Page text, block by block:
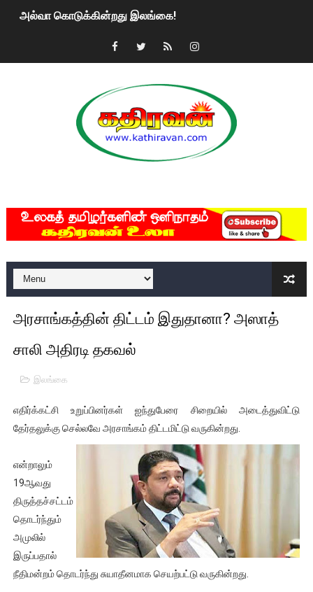
அல்வா கொடுக்கின்றது இலங்கை!
2ஆம் நாள் உக்ரைன் யுத்தம்!! எங்களைத் தனிமையில்
மகிந்த ராஜபக்சே பதவி விலக திட்டம்?
ரவுடி பேபிக்கு நடந்த தரமான சம்பவம்.. ஆபாச வீடியோக்களால்
குண்டை தூக்கிப்போட்ட ஆய்வு…. இந்தியாவின் “கோவிஷீல்டு”
யாழில் தமிழின தலைவர் பிரபாகரனின் பிறந்தநாளை
ஏர்போர்ட்டில் உதைத்த நபர் யார், என்ன நடந்தது?: உண்மையை
சீனா இலங்கையிடம் 8 மில்லியன் அமெரிக்க டொலர் நட்டஈடு
01/11/2021 Scotland ல் நடைபெறும் கண்டனப்
பாலச்சந்திரன் மற்றும் தன்னிடம் படித்த மாணவர்கள் தொடர்பில்
வர்ராரு...வர்ராரு... அண்ணாத்த : ரஜினிக்காக இலங்கை
கைது செய்யப்பட்ட இளைஞன் உயிரிழப்பு - கொதித்தெழுந்த
தடுப்பூசியை பெற்றுக் கொள்ளக் கூடிய இடங்கள்...
சிறுமியை பாலியல் வன்கொடுமை செய்த முதியவருக்கு
பிரபல நடிகை தூக்கிட்டு தற்கொலை!
வடிவேலுவுக்கு நீதிமன்றம் விதித்துள்ள அதிரடி உத்தரவு!
அரசாங்கத்தின் திட்டம் இதுதானா? அஸாத்
சாலி அதிரடி தகவல்
இலங்கை
எதிர்க்கட்சி உறுப்பினர்கள் ஐந்துபேரை சிறையில் அடைத்துவிட்டு
தேர்தலுக்கு செல்லவே அரசாங்கம் திட்டமிட்டு வருகின்றது.
என்றாலும்
19ஆவது
திருத்தச்சட்டம்
தொடர்ந்தும்
அமுலில்
இருப்பதால்
நீதிமன்றம் தொடர்ந்து சுயாதீனமாக செயற்பட்டு வருகின்றது.